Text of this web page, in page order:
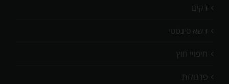
דקים
דשא סינטטי
חיפויי חוץ
פרגולות